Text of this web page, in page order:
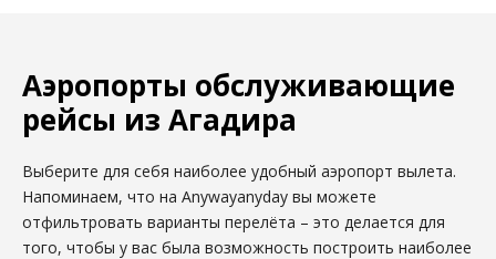
Аэропорты обслуживающие
рейсы из Агадира
Выберите для себя наиболее удобный аэропорт вылета.
Напоминаем, что на Anywayanyday вы можете
отфильтровать варианты перелёта – это делается для
того, чтобы у вас была возможность построить наиболее